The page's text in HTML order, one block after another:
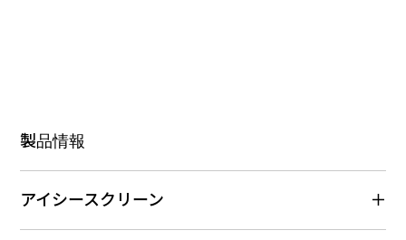
製品情報
アイシースクリーン